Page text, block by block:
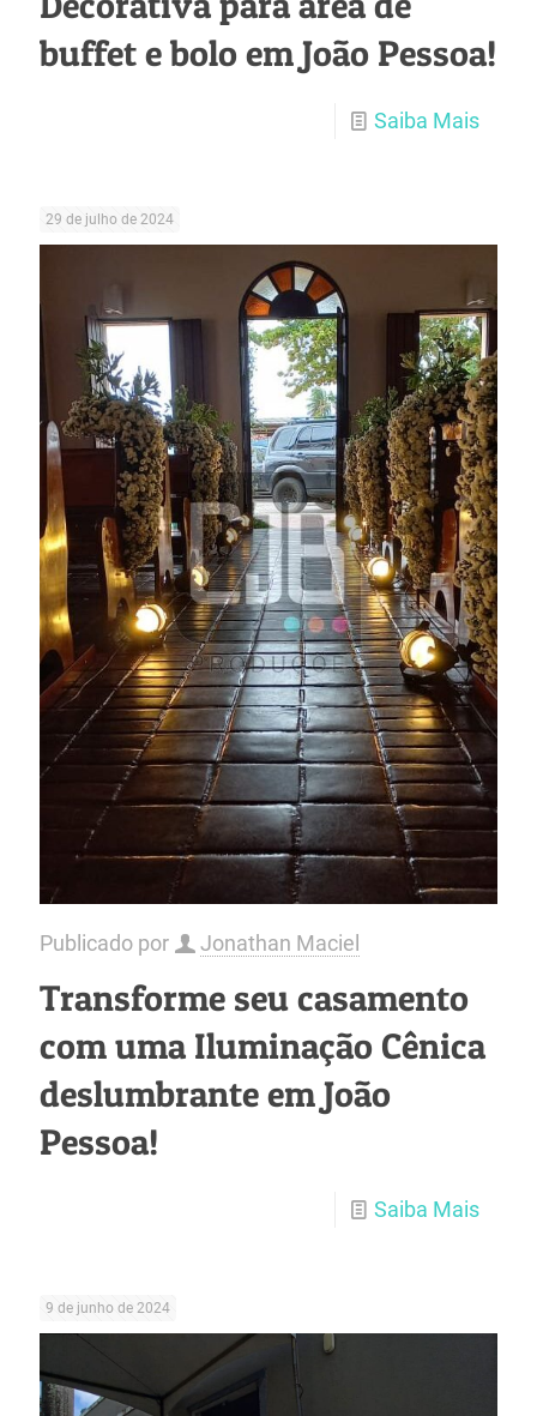
buffet e bolo em João Pessoa!
Saiba Mais
29 de julho de 2024
Publicado por Jonathan Maciel
Transforme seu casamento
com uma Iluminação Cênica
deslumbrante em João
Pessoa!
Saiba Mais
9 de junho de 2024